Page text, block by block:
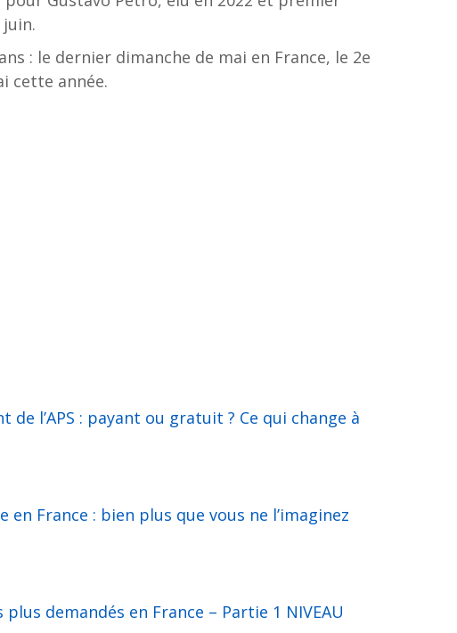
: le dernier dimanche de mai en France, le 2e
cette année.
de l’APS : payant ou gratuit ? Ce qui change à
en France : bien plus que vous ne l’imaginez
plus demandés en France – Partie 1 NIVEAU